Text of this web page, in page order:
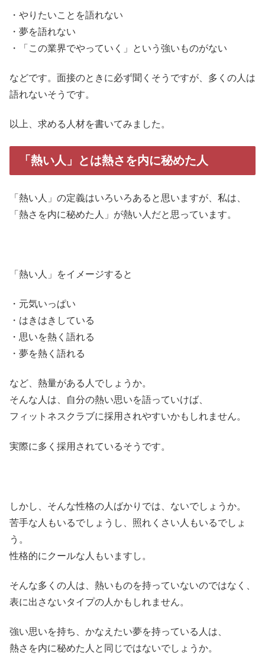
・やりたいことを語れない
・夢を語れない
・「この業界でやっていく」という強いものがない
などです。面接のときに必ず聞くそうですが、多くの人は
語れないそうです。
以上、求める人材を書いてみました。
「熱い人」とは熱さを内に秘めた人
「熱い人」の定義はいろいろあると思いますが、私は、
「熱さを内に秘めた人」が熱い人だと思っています。
「熱い人」をイメージすると
・元気いっぱい
・はきはきしている
・思いを熱く語れる
・夢を熱く語れる
など、熱量がある人でしょうか。
そんな人は、自分の熱い思いを語っていけば、
フィットネスクラブに採用されやすいかもしれません。
実際に多く採用されているそうです。
しかし、そんな性格の人ばかりでは、ないでしょうか。
苦手な人もいるでしょうし、照れくさい人もいるでしょ
う。
性格的にクールな人もいますし。
そんな多くの人は、熱いものを持っていないのではなく、
表に出さないタイプの人かもしれません。
強い思いを持ち、かなえたい夢を持っている人は、
熱さを内に秘めた人と同じではないでしょうか。